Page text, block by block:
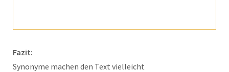
Fazit:
Synonyme machen den Text vielleicht